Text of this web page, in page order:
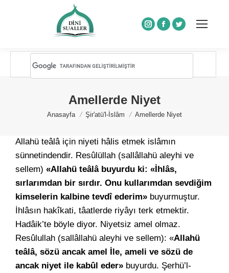
Instagram
Facebook
Twitter
Amellerde Niyet
You are here:
Anasayfa Şir'atü'l-İslâm Amellerde Niyet
Allahü teâlâ için niyeti hâlis etmek islâmın
sünnetindendir. Resûlüllah (sallâllahü aleyhi ve
sellem) «Allahü teâlâ buyurdu ki: «İhlâs,
sırlarımdan bir sırdır. Onu kullarımdan sevdiğim
kimselerin kalbine tevdî ederim» buyurmuştur.
İhlâsın hakîkati, tâatlerde riyâyı terk etmektir.
Hadâik’te böyle diyor. Niyetsiz amel olmaz.
Resûlullah (sallâllahü aleyhi ve sellem): «Allahü
teâlâ, sözü ancak amel İle, ameli ve sözü de
ancak niyet ile kabûl eder» buyurdu. Şerhü’l-